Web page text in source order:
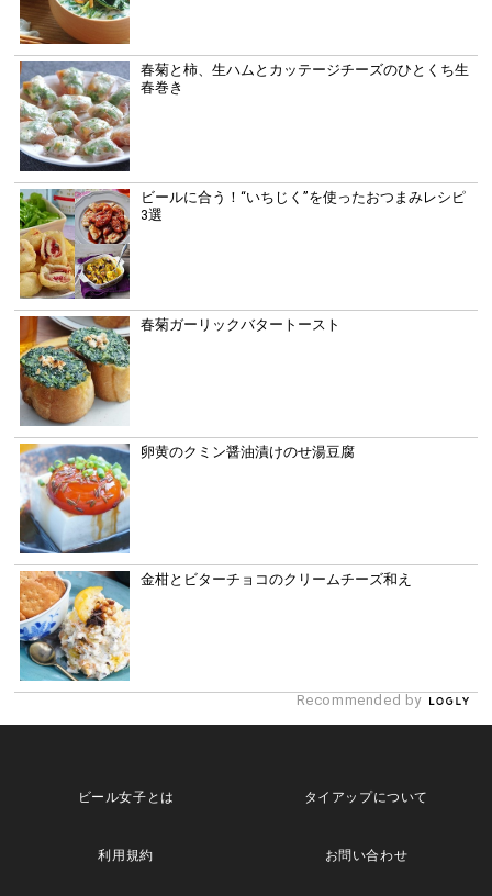
春菊と柿、生ハムとカッテージチーズのひとくち生
春巻き
ビールに合う！“いちじく”を使ったおつまみレシピ
3選
春菊ガーリックバタートースト
卵黄のクミン醤油漬けのせ湯豆腐
金柑とビターチョコのクリームチーズ和え
Recommended by
ビール女子とは タイアップについて
利用規約 お問い合わせ